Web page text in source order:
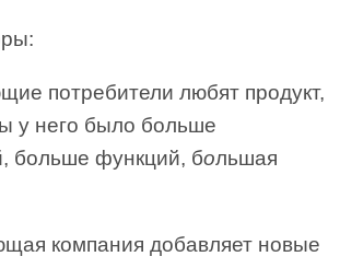
потребители любят продукт,
у него было больше
больше функций, большая
компания добавляет новые